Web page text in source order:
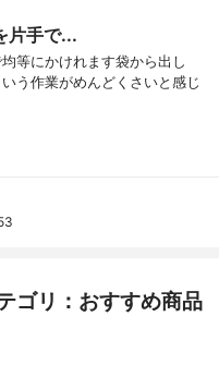
片手で...
等にかけれます袋から出し
う作業がめんどくさいと感じ
ゴリ：おすすめ商品